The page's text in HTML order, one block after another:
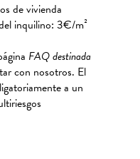
de vivienda
inquilino: 3€/m²
FAQ destinada
con nosotros. El
a un